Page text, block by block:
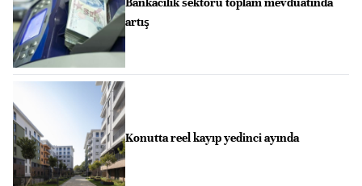
artış
Konutta reel kayıp yedinci ayında